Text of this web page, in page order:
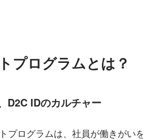
プログラムとは？
D2C IDのカルチャー
プログラムは、社員が働きがい